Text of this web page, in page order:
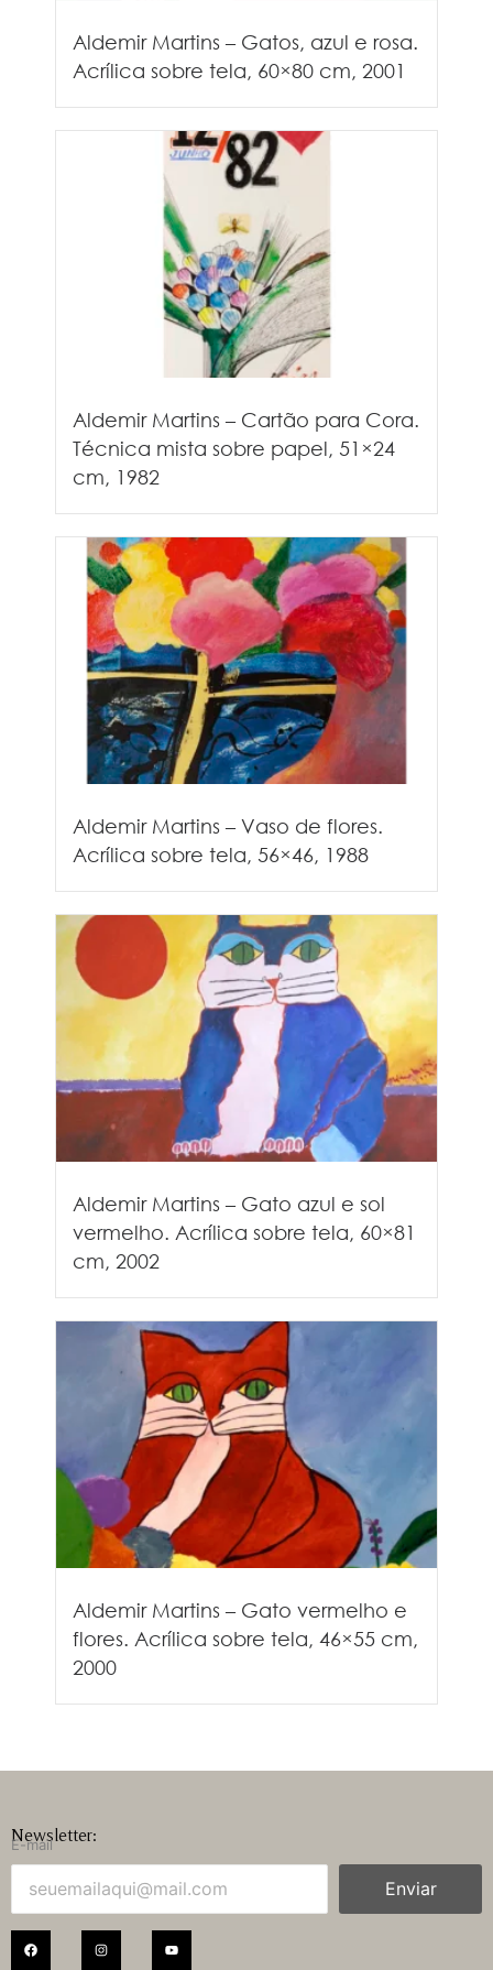
Aldemir Martins – Gatos, azul e rosa.
Acrílica sobre tela, 60×80 cm, 2001
Aldemir Martins – Cartão para Cora.
Técnica mista sobre papel, 51×24
cm, 1982
Aldemir Martins – Vaso de flores.
Acrílica sobre tela, 56×46, 1988
Aldemir Martins – Gato azul e sol
vermelho. Acrílica sobre tela, 60×81
cm, 2002
Aldemir Martins – Gato vermelho e
flores. Acrílica sobre tela, 46×55 cm,
2000
Newsletter:
E-mail
Enviar